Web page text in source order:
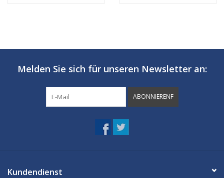
Melden Sie sich für unseren Newsletter an:
ABONNIERENF
Kundendienst